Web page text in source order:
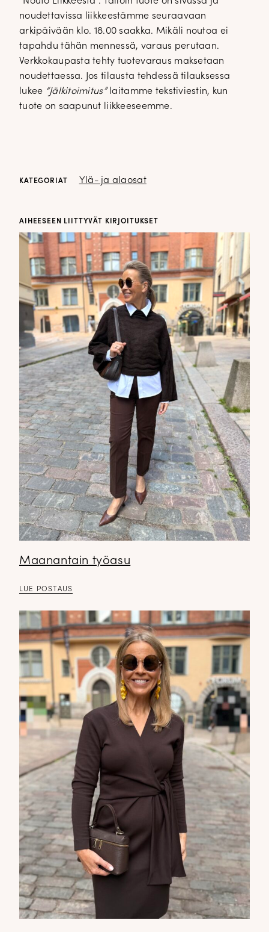
noudettavissa liikkeestämme seuraavaan
arkipäivään klo. 18.00 saakka. Mikäli noutoa ei
tapahdu tähän mennessä, varaus perutaan.
Verkkokaupasta tehty tuotevaraus maksetaan
noudettaessa. Jos tilausta tehdessä tilauksessa
lukee “Jälkitoimitus”laitamme tekstiviestin, kun
tuote on saapunut liikkeeseemme.
KATEGORIAT Ylä- ja alaosat
AIHEESEEN LIITTYVÄT KIRJOITUKSET
Maanantain työasu
LUE POSTAUS